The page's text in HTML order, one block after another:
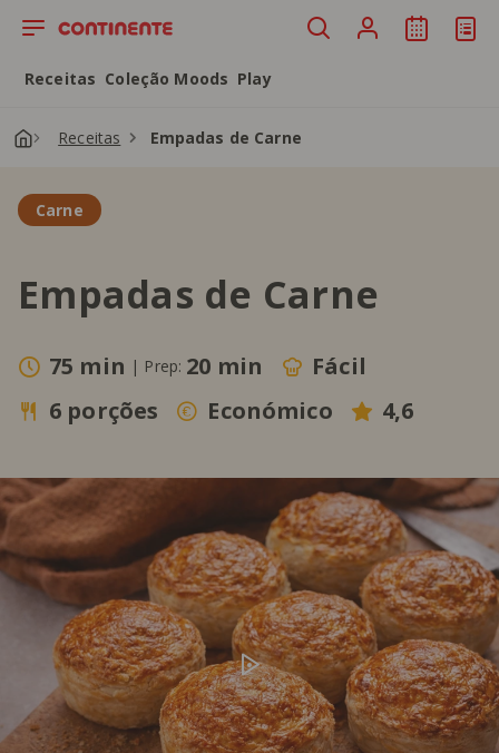
Saltar para o conteúdo principal
Receitas Coleção Moods Play
Receitas Empadas de Carne
Carne
Empadas de Carne
75 min | Prep: 20 min
Fácil
6 porções
Económico 4,6